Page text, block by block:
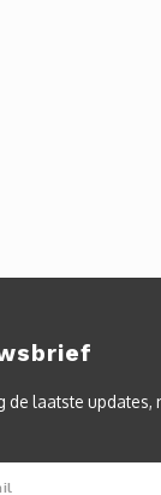
de laatste updates,